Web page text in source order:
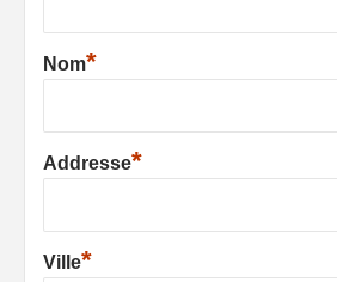
Nom*
Addresse*
Ville*